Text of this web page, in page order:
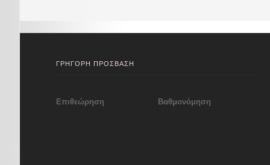
ΓΡΗΓΟΡΗ ΠΡΟΣΒΑΣΗ
Επιθεώρηση Βαθμονόμηση